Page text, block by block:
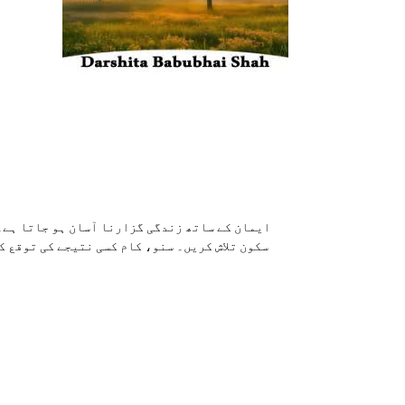
ایمان کے ساتھ زندگی گزارنا آسان ہو جاتا
سکون تلاش کریں۔ سنو، کام کسی نتیجے کی